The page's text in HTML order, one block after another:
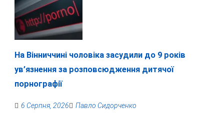
На Вінниччині чоловіка засудили до 9 років
ув’язнення за розповсюдження дитячої
порнографії
6 Серпня, 2026 Павло Сидорченко